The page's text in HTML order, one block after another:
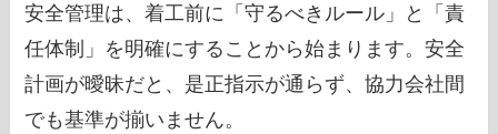
安全管理は、着工前に「守るべきルール」と「責
任体制」を明確にすることから始まります。安全
計画が曖昧だと、是正指示が通らず、協力会社間
でも基準が揃いません。